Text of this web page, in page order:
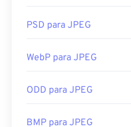
PSD para JPEG
WebP para JPEG
ODD para JPEG
BMP para JPEG